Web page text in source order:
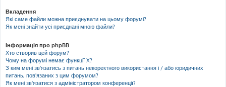
Вкладення
Які саме файли можна приєднувати на цьому форумі?
Як мені знайти усі приєднані мною файли?
Інформація про phpBB
Хто створив цей форум?
Чому на форумі немає функції X?
З ким мені зв'язатись з питань некоректного використання і / або юридичних
питань, пов'язаних з цим форумом?
Як мені зв'язатися з адміністратором конференції?